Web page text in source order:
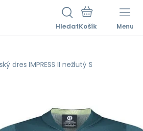
Hledat Menu
dres IMPRESS II nežlutý S